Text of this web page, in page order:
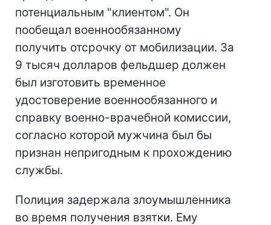
потенциальным "клиентом". Он
пообещал военнообязанному
получить отсрочку от мобилизации. За
9 тысяч долларов фельдшер должен
был изготовить временное
удостоверение военнообязанного и
справку военно-врачебной комиссии,
согласно которой мужчина был бы
признан непригодным к прохождению
службы.
Полиция задержала злоумышленника
во время получения взятки. Ему